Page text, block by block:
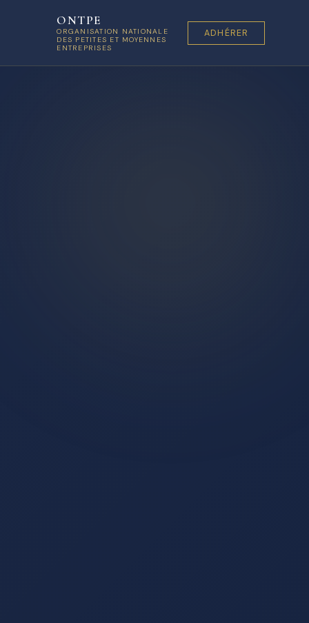
ONTPE
ORGANISATION NATIONALE
DES PETITES ET MOYENNES
ENTREPRISES
ADHÉRER